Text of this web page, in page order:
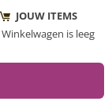
JOUW ITEMS
Winkelwagen is leeg